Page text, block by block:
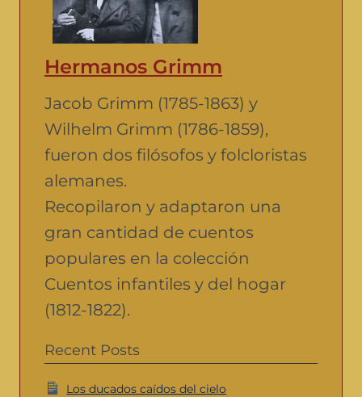
Hermanos Grimm
Jacob Grimm (1785-1863) y
Wilhelm Grimm (1786-1859),
fueron dos filósofos y folcloristas
alemanes.
Recopilaron y adaptaron una
gran cantidad de cuentos
populares en la colección
Cuentos infantiles y del hogar
(1812-1822).
Recent Posts
Los ducados caídos del cielo